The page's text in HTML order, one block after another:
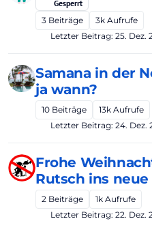
Gesperrt
3 Beiträge 3k Aufrufe
Letzter Beitrag: 25. Dez.
Samana in der
ja wann?
10 Beiträge 13k Aufrufe
Letzter Beitrag: 24. Dez.
Frohe
Rutsch ins neue
2 Beiträge 1k Aufrufe
Letzter Beitrag: 22. Dez.